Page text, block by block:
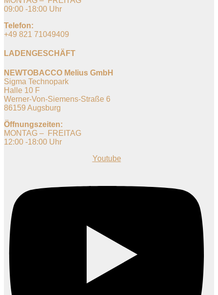
09:00 -18:00 Uhr
Telefon:
+49 821 71049409
LADENGESCHÄFT
NEWTOBACCO Melius GmbH
Sigma Technopark
Halle 10 F
Werner-Von-Siemens-Straße 6
86159 Augsburg
Öffnungszeiten:
MONTAG – FREITAG
12:00 -18:00 Uhr
Youtube